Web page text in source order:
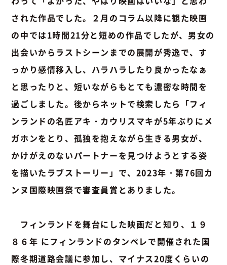
された作品でした。２月のコラム以降に観た映画
の中では1時間21分と短めの作品でしたが、男女の
出会いからラストシーンまでの展開が秀逸で、す
っかり感情移入し、ハラハラしたり良かったなぁ
と思ったりと、短いながらもとても濃密な時間を
過ごしました。後からネットで検索したら「フィ
ンランドの名匠アキ・カウリスマキが5年ぶりにメ
ガホンをとり、孤独を抱えながら生きる男女が、
かけがえのないパートナーを見つけようとする姿
を描いたラブストーリー」で、2023年・第76回カ
ンヌ国際映画祭で審査員賞とありました。
フィンランドを舞台にした映画だと知り、１９
８６年 にフィンランドのタンペレで開催された国
際冬期道路会議に参加し、マイナス20度くらいの